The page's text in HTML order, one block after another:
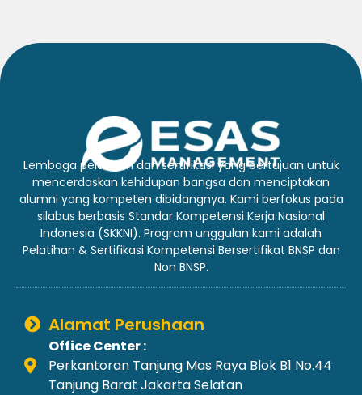
Lembaga pelatihan dan sertifikasi yang bertujuan untuk
mencerdaskan kehidupan bangsa dan menciptakan
alumni yang kompeten dibidangnya. Kami berfokus pada
silabus berbasis Standar Kompetensi Kerja Nasional
Indonesia (SKKNI). Program unggulan kami adalah
Pelatihan & Sertifikasi Kompetensi Bersertifikat BNSP dan
Non BNSP.
Alamat Perushaan
Office Center :
Perkantoran Tanjung Mas Raya Blok B1 No.44
Tanjung Barat Jakarta Selatan